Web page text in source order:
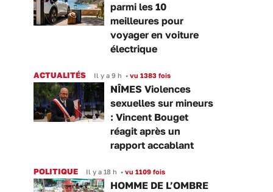
parmi les 10
meilleures pour
voyager en voiture
électrique
ACTUALITÉS Il y a 9 h • vu 1383 fois
NÎMES Violences
sexuelles sur mineurs
: Vincent Bouget
réagit après un
rapport accablant
POLITIQUE Il y a 18 h • vu 1109 fois
HOMME DE L’OMBRE